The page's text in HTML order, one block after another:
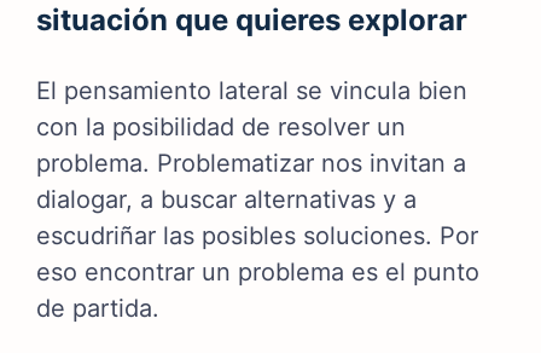
situación que quieres explorar
El pensamiento lateral se vincula bien
con la posibilidad de resolver un
problema. Problematizar nos invitan a
dialogar, a buscar alternativas y a
escudriñar las posibles soluciones. Por
eso encontrar un problema es el punto
de partida.